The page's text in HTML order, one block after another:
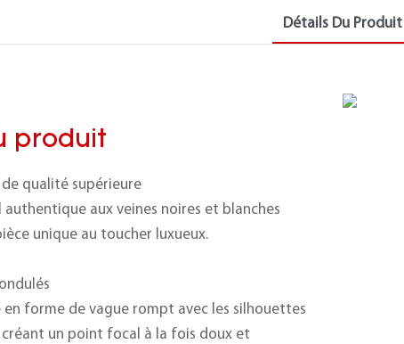
Détails Du Produit
produit
qualité supérieure
aux veines noires et blanches
unique au toucher luxueux.
forme de vague rompt avec les silhouettes
un point focal à la fois doux et